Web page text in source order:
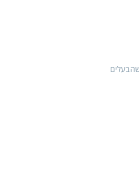
שהבעלים